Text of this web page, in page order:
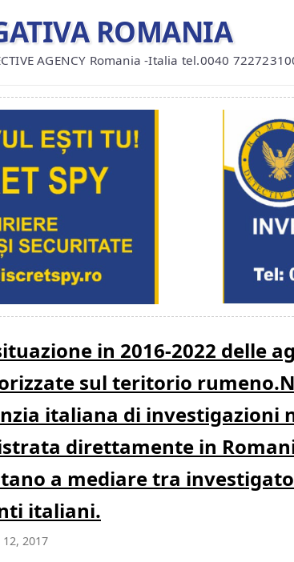
ROMANIA
AGENCY Romania -Italia tel.0040
in 2016-2022 delle
sul teritorio
italiana di investigazioni
direttamente in
a mediare tra
italiani.
2017